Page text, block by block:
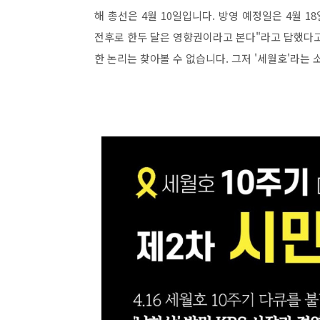
해 총선은 4월 10일입니다. 방영 예정일은 4월
전후로 한두 달은 영향권이라고 본다"라고 답했
한 논리는 찾아볼 수 없습니다. 그저 '세월호'라는